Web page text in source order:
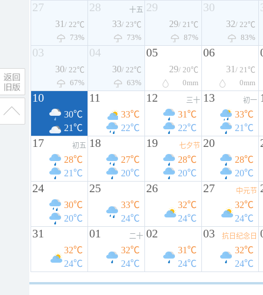
27
31 / 22℃
73%
28 十五
33/ 23℃
73%
29
29/ 21℃
87%
30
32/ 22℃
83%
03
30/ 22℃
67%
04
30/ 22℃
63%
05
29/ 20℃
0mm
06
31 / 21℃
0mm
10
30℃
21℃
11
33℃
22℃
12 三十
31℃
22℃
13 初一
33℃
21℃
17 初五
28℃
21℃
18
27℃
20℃
19 七夕节
28℃
20℃
20
28℃
20℃
24
30℃
20℃
25
33℃
24℃
26
32℃
24℃
27 中元节
32℃
24℃
31
32℃
24℃
01 二十
32℃
24℃
02
31℃
24℃
03 抗日纪念日
32℃
24℃